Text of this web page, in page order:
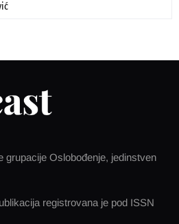
grupacije Oslobođenje, jedinstven
registrovana je pod ISSN